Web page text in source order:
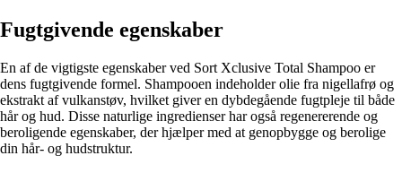
Fugtgivende egenskaber
En af de vigtigste egenskaber ved Sort Xclusive Total Shampoo er
dens fugtgivende formel. Shampooen indeholder olie fra nigellafrø og
ekstrakt af vulkanstøv, hvilket giver en dybdegående fugtpleje til både
hår og hud. Disse naturlige ingredienser har også regenererende og
beroligende egenskaber, der hjælper med at genopbygge og berolige
din hår- og hudstruktur.